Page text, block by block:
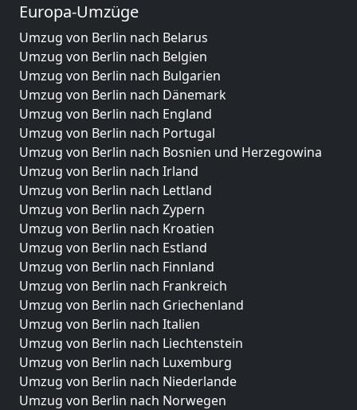
Europa-Umzüge
Umzug von Berlin nach Belarus
Umzug von Berlin nach Belgien
Umzug von Berlin nach Bulgarien
Umzug von Berlin nach Dänemark
Umzug von Berlin nach England
Umzug von Berlin nach Portugal
Umzug von Berlin nach Bosnien und Herzegowina
Umzug von Berlin nach Irland
Umzug von Berlin nach Lettland
Umzug von Berlin nach Zypern
Umzug von Berlin nach Kroatien
Umzug von Berlin nach Estland
Umzug von Berlin nach Finnland
Umzug von Berlin nach Frankreich
Umzug von Berlin nach Griechenland
Umzug von Berlin nach Italien
Umzug von Berlin nach Liechtenstein
Umzug von Berlin nach Luxemburg
Umzug von Berlin nach Niederlande
Umzug von Berlin nach Norwegen